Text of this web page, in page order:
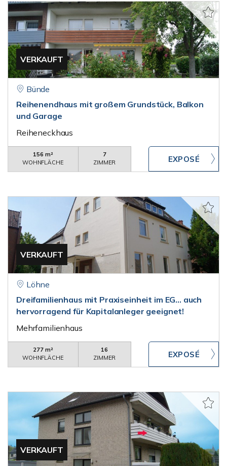
VERKAUFT
Bünde
Reihenendhaus mit großem Grundstück, Balkon
und Garage
Reiheneckhaus
156 m²
WOHNFLÄCHE
7
ZIMMER
VERKAUFT
Löhne
Dreifamilienhaus mit Praxiseinheit im EG... auch
hervorragend für Kapitalanleger geeignet!
Mehrfamilienhaus
277 m²
WOHNFLÄCHE
16
ZIMMER
VERKAUFT